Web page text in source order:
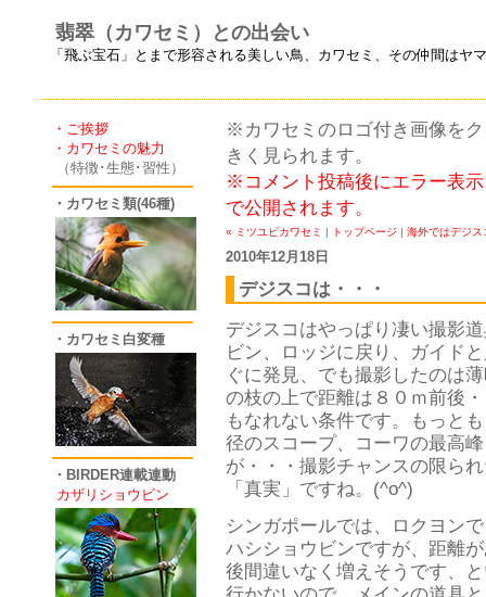
翡翠（カワセミ）との出会い
「飛ぶ宝石」とまで形容される美しい鳥、カワセミ、その仲間は
・ご挨拶
・カワセミの魅力
（特徴･生態･習性）
・カワセミ類(46種)
・カワセミ白変種
・BIRDER連載連動
カザリショウビン
※カワセミのロゴ付き画像を
きく見られます。
※コメント投稿後にエラー表
で公開されます。
« ミツユビカワセミ | トップページ | 海外ではデジス
2010年12月18日
デジスコは・・・
デジスコはやっぱり凄い撮影
ビン、ロッジに戻り、ガイド
ぐに発見、でも撮影したのは
の枝の上で距離は８０ｍ前後
もなれない条件です。もっと
径のスコープ、コーワの最高
が・・・撮影チャンスの限ら
「真実」ですね。(^o^)
シンガポールでは、ロクヨン
ハシショウビンですが、距離
後間違いなく増えそうです、